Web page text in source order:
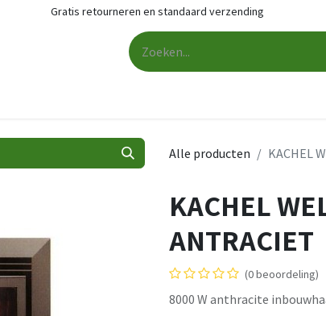
Gratis retourneren en standaard verzending
Alle producten KACHEL
KACHEL
ANTRACIET
(0 beoordeling)
8000 W anthracite